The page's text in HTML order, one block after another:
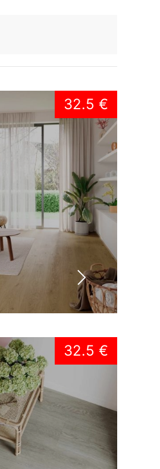
32.5 €
32.5 €